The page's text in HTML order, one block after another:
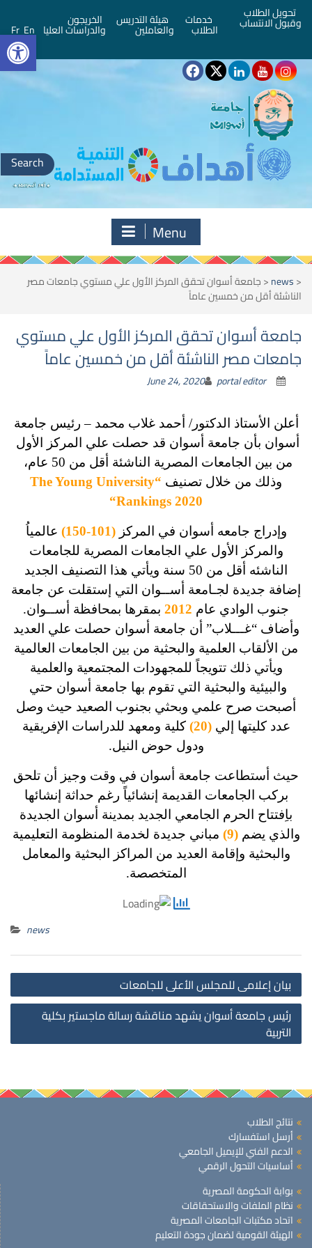
تحويل الطلاب
وقبول الانتساب خدمات
الطلاب
هيئة التدريس
والعاملين
الخريجون
والدراسات العليا En
Fr
Search
for:
Menu
<
news
<جامعة أسوان تحقق المركز الأول علي مستوي جامعات مصر
الناشئة أقل من خمسين عاماً
جامعة أسوان تحقق المركز الأول علي مستوي
جامعات مصر الناشئة أقل من خمسين عاماً
June 24, 2020 portal editor
أعلن الأستاذ الدكتور/ أحمد غلاب محمد – رئيس جامعة
أسوان بأن جامعة أسوان قد حصلت علي المركز الأول
من بين الجامعات المصرية الناشئة أقل من 50 عام،
وذلك من خلال تصنيف “
The Young University
Rankings 2020
“
وإدراج جامعه أسوان في المركز (101-150)
عالمياُ
والمركز الأول علي الجامعات المصرية للجامعات
الناشئه أقل من 50 سنة ويأتي هذا التصنيف الجديد
إضافة جديدة لجـامعة أســوان التي إستقلت عن جامعة
جنوب الوادي عام 2012 بمقرها بمحافظة أســوان.
وأضاف “غـــلاب” أن جامعة أسوان حصلت علي العديد
من الألقاب العلمية والبحثية من بين الجامعات العالمية
ويأتي ذلك تتويجاً للمجهودات المجتمعية والعلمية
والبيئية والبحثية التي تقوم بها جامعة أسوان حتي
أصبحت صرح علمي وبحثي بجنوب الصعيد حيث وصل
عدد كليتها إلي(20)
كلية ومعهد للدراسات الإفريقية
ودول حوض النيل.
حيث أستطاعت جامعة أسوان في وقت وجيز أن تلحق
بركب الجامعات القديمة إنشائياً رغم حداثة إنشائها
باِفتتاح الحرم الجامعي الجديد بمدينة أسوان الجديدة
والذي يضم(9)
مباني جديدة لخدمة المنظومة التعليمية
والبحثية وإقامة العديد من المراكز البحثية والمعامل
المتخصصة.
news
بيان إعلامى للمجلس الأعلى للجامعات
رئيس جامعة أسوان يشهد مناقشة رسالة ماجستير بكلية
التربية
نتائج الطلاب
أرسل استفسارك
الدعم الفني للإيميل الجامعي
أساسيات التحول الرقمي
بوابة الحكومة المصرية
نظام الملفات والاستحقاقات
اتحاد مكتبات الجامعات المصرية
الهيئة القومية لضمان جودة التعليم